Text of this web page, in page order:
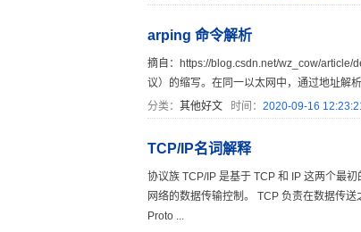
arping 命令解析
摘自：https://blog.csdn.net/wz_cow/article/
议）的缩写。在同一以太网中，通过地址解
分类： 其他好文时间： 2020-09-16
TCP/IP名词解释
协议族 TCP/IP 是基于 TCP 和 IP 这两个最
网络的数据传输控制。 TCP 负责在数据传
Proto ...